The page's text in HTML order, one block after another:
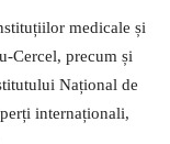
medicale și
Cercel, precum și
Național de
internaționali,